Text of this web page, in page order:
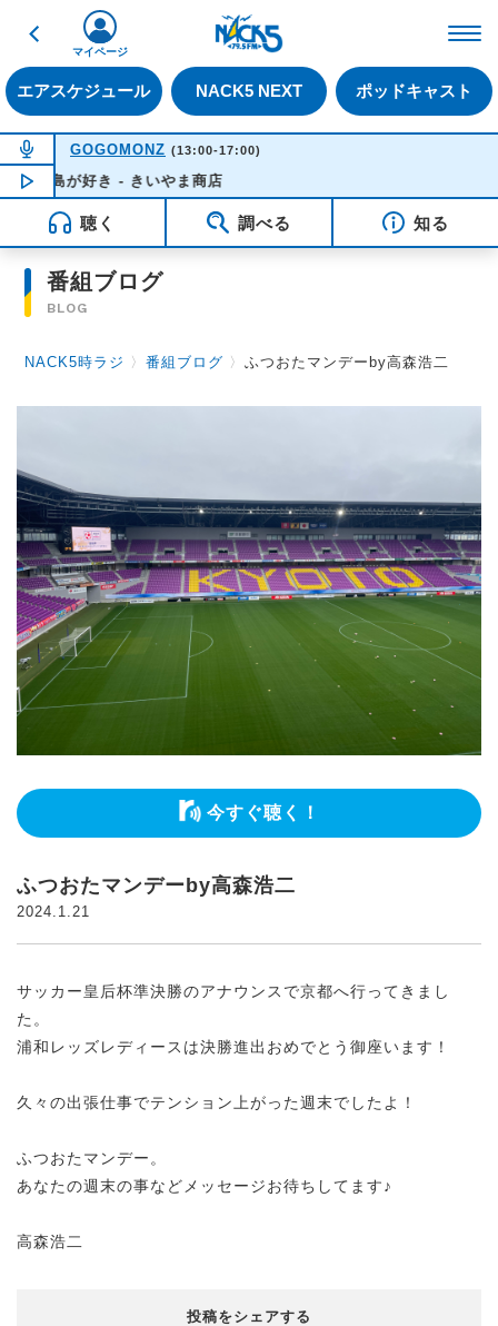
戻る
エアスケジュール NACK5 NEXT ポッドキャスト
マイページ
NOW ON AIR
GOGOMONZ (13:00-17:00)
NOW PLAYING15:57
島が好き - きいやま商店
聴く 調べる 知る
番組ブログ
BLOG
NACK5時ラジ 〉番組ブログ 〉ふつおたマンデーby高森浩二
今すぐ聴く！
ふつおたマンデーby高森浩二
2024.1.21
サッカー皇后杯準決勝のアナウンスで京都へ行ってきまし
た。
浦和レッズレディースは決勝進出おめでとう御座います！
久々の出張仕事でテンション上がった週末でしたよ！
ふつおたマンデー。
あなたの週末の事などメッセージお待ちしてます♪
高森浩二
投稿をシェアする